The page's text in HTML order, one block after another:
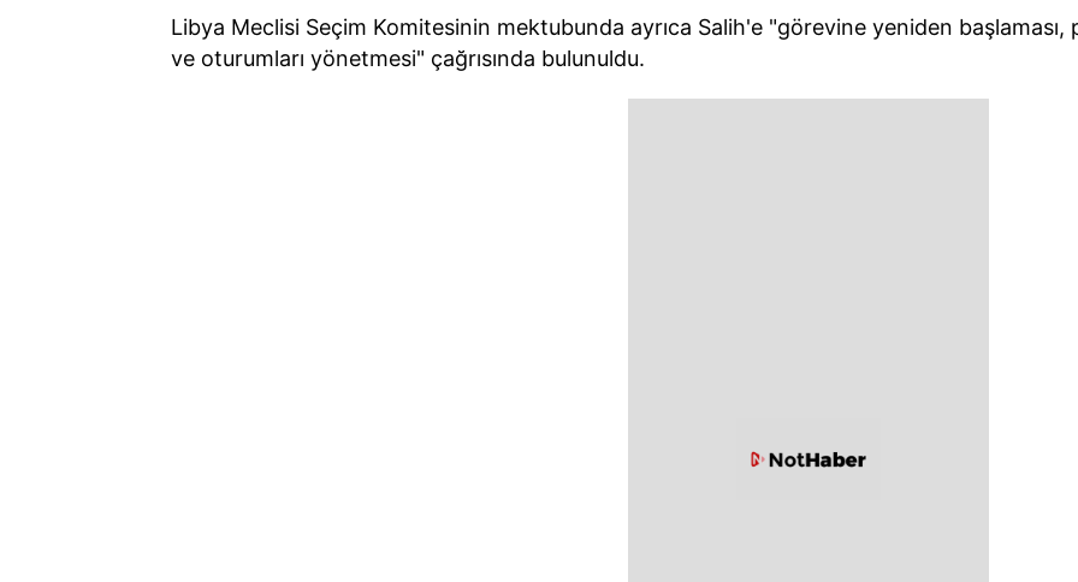
Libya Meclisi Seçim Komitesinin mektubunda ayrıca Salih'e "görevine yeniden başlaması,
ve oturumları yönetmesi" çağrısında bulunuldu.